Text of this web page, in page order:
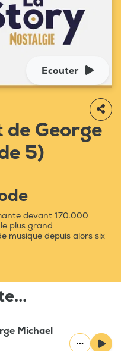
Ecouter
George
5)
devant 170.000
plus grand
musique depuis alors six
Michael